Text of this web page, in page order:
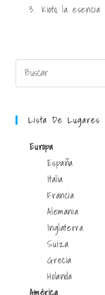
3. Kioto, la
Lista De Lugares
Europa
España
Italia
Francia
Alemania
Inglaterra
Suiza
Grecia
Holanda